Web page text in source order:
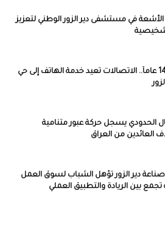
في مستشفى دير الزور الوطني لتعزيز
بعد انقطاع 14 عاماً.. الاتصالات تعيد خدمة الهاتف إلى حي
الحدودي يسجل حركة عبور متنامية
العائدين من العراق
دير الزور تؤهل الشباب لسوق العمل
تجمع بين الريادة والتطبيق العملي